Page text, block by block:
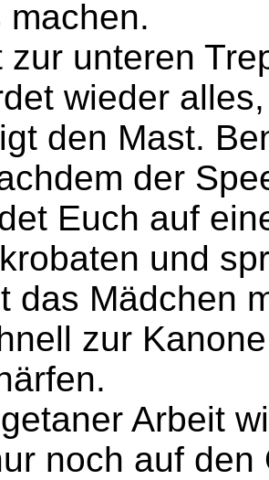
machen.
zur unteren
wieder
den Mast.
der
Euch auf
und
das Mädchen
zur
Arbeit
noch auf den